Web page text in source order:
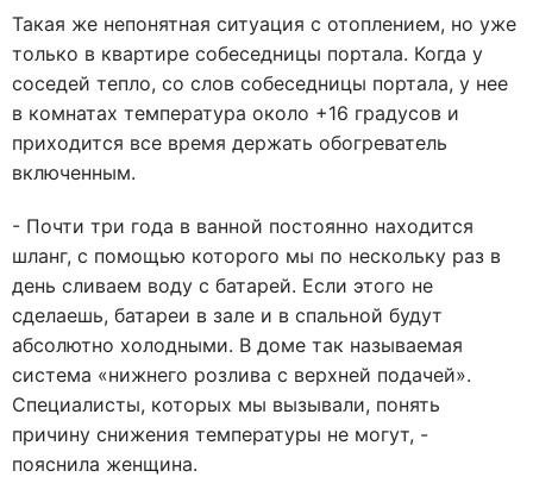
Такая же непонятная ситуация с отоплением, но уже
только в квартире собеседницы портала. Когда у
соседей тепло, со слов собеседницы портала, у нее
в комнатах температура около +16 градусов и
приходится все время держать обогреватель
включенным.
- Почти три года в ванной постоянно находится
шланг, с помощью которого мы по нескольку раз в
день сливаем воду с батарей. Если этого не
сделаешь, батареи в зале и в спальной будут
абсолютно холодными. В доме так называемая
система «нижнего розлива с верхней подачей».
Специалисты, которых мы вызывали, понять
причину снижения температуры не могут, -
пояснила женщина.